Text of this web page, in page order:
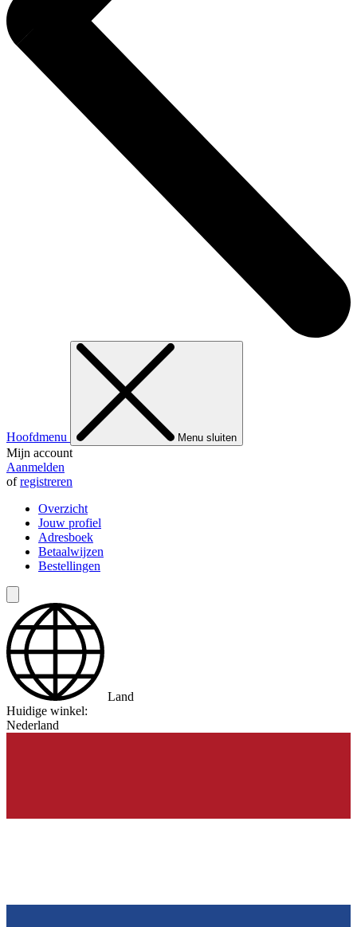
Hoofdmenu Menu sluiten
Mijn account
Aanmelden
ofregistreren
Overzicht
Jouw profiel
Adresboek
Betaalwijzen
Bestellingen
Land
Huidige winkel:
Nederland